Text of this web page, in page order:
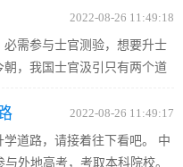
的结业查询德律风进行...
2022-08-26 11:49:18
需参与士官测验，想要升士
，我国士官汲引只有两个道
化水平不高，在队伍有突...
2022-08-26 11:49:17
道路，请接着往下看吧。 中
外地高考，考取本科院校。